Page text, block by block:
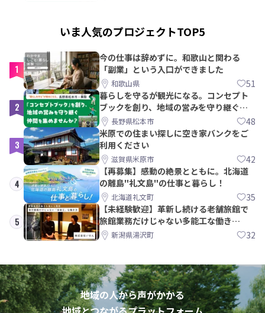
いま人気のプロジェクトTOP5
1
今の仕事は辞めずに。和歌山と関わる
「副業」という入口ができました
和歌山県 51
2
暮らしを守るが観光になる。コンセプト
ブックを創り、地域の営みを守り継ぐ仲
間を集めませんか？
長野県松本市 48
3
米原での住まい探しに空き家バンクをご
利用ください
滋賀県米原市 42
4
【再募集】感動の絶景とともに。北海道
の離島"礼文島"の仕事と暮らし！
北海道礼文町 35
5
【未経験歓迎】革新し続ける老舗旅館で
旅館業務だけじゃない多能工な働き
方。 株式会社いせん
新潟県湯沢町 32
地域の人から声がかかる